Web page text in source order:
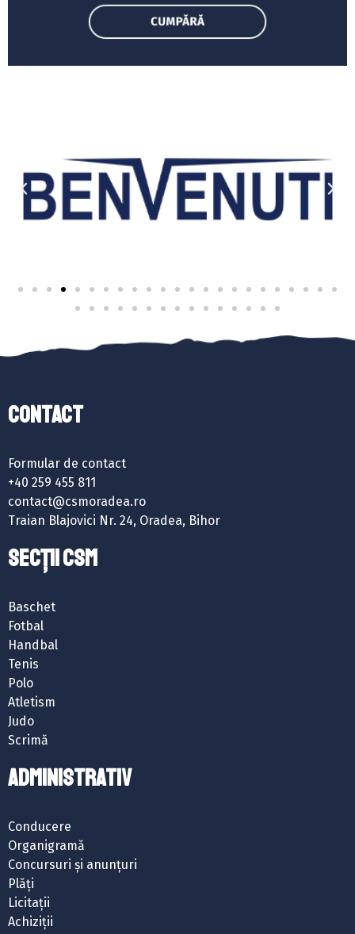
Contact
Formular de contact
+40 259 455 811
contact@csmoradea.ro
Traian Blajovici Nr. 24, Oradea, Bihor
SECȚII CSM
Baschet
Fotbal
Handbal
Tenis
Polo
Atletism
Judo
Scrimă
ADMINISTRATIV
Conducere
Organigramă
Concursuri și anunțuri
Plăți
Licitații
Achiziții